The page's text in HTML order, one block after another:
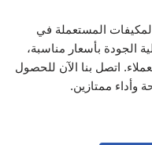
المستعملة في
الجودة بأسعار مناسبة،
اتصل بنا الآن للحصول
وأداء ممتازين.